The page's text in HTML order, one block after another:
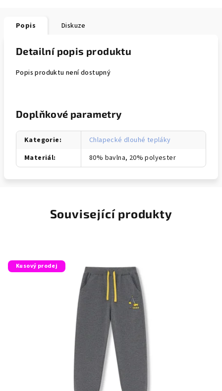
Popis Diskuze
Detailní popis produktu
Popis produktu není dostupný
Doplňkové parametry
Kategorie:
Chlapecké dlouhé tepláky
Materiál: 80% bavlna, 20% polyester
Související produkty
Kusový prodej